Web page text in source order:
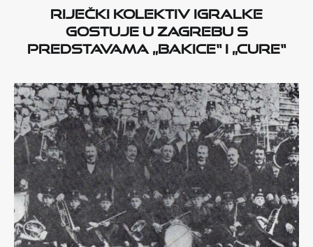
Riječki Kolektiv Igralke
gostuje u Zagrebu s
predstavama „Bakice“ i „Cure“